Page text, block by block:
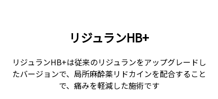
リジュランHB+
リジュランHB+は従来のリジュランをアップグレードし
たバージョンで、局所麻酔薬リドカインを配合すること
で、痛みを軽減した施術です